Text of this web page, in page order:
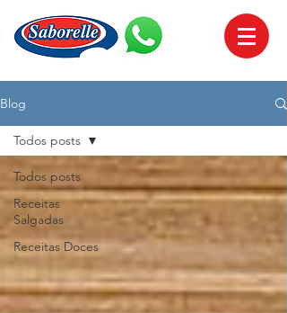
Blog
Todos posts
Receitas
Salgadas
Receitas Doces
Todos posts